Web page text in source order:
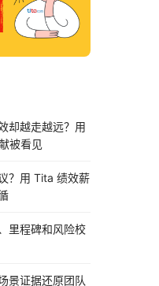
却越走越远？用
被看见
？用 Tita 绩效薪
里程碑和风险校
景证据还原团队